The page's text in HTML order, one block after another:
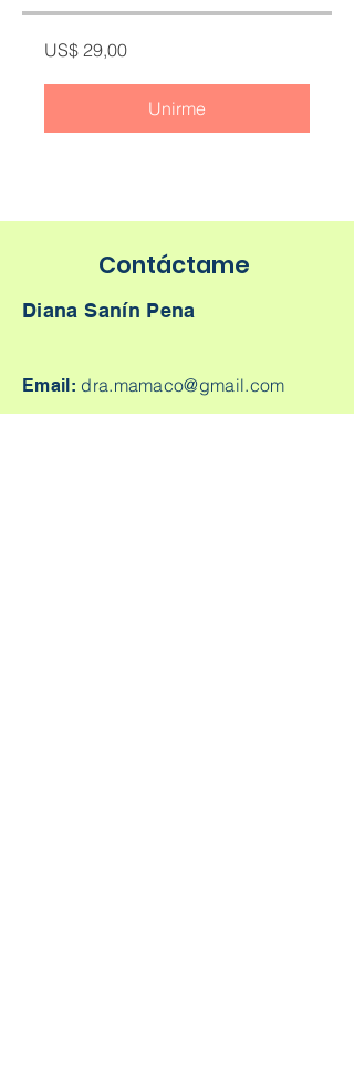
US$ 29,00
Unirme
Contáctame
Diana Sanín Pena
Email: dra.mamaco@gmail.com